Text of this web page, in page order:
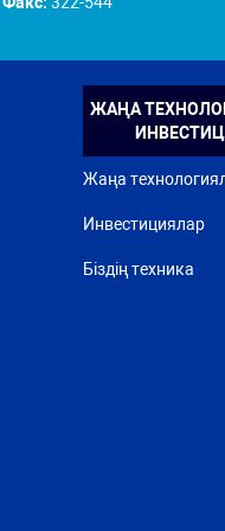
ЖАҢА
Жаңа
Инвестициялар
Біздің техника